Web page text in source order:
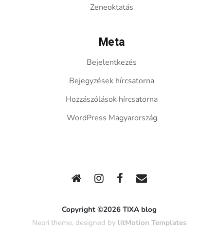
Zeneoktatás
Meta
Bejelentkezés
Bejegyzések hírcsatorna
Hozzászólások hírcsatorna
WordPress Magyarország
Copyright ©2026 TIXA blog
Neori theme, designed by litMotion Templates